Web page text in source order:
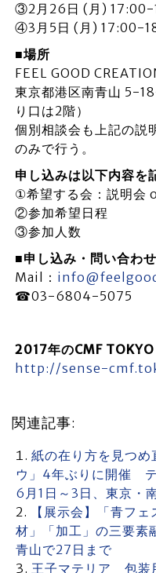
③2月26日 (月) 17:00-
④3月5日 (月) 17:00-
■場所
FEEL GOOD
東京都港区南青山 5-
り口は2階）
個別相談会も上記の説
のみで行う。
申し込みは以下内容を
①希望する会：説明会
②参加希望日程
③参加人数
■申し込み・問い合わ
Mail：
☎03-6804-5075
2017年のCMF TOKYO
http://sense-
関連記事:
紙の在り方を見つ
ウ」4年ぶりに開催
6月1日～3日、東京・
【展示会】「青フ
材」「加工」の三要
青山で27日まで
王子マテリア 包装